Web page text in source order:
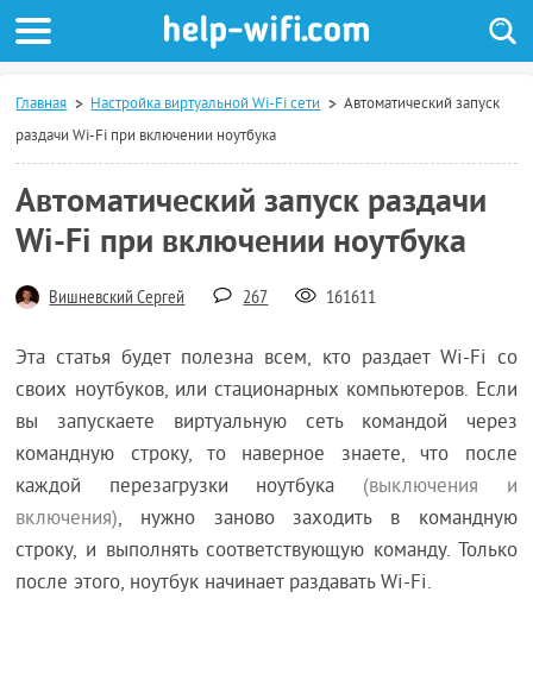
Главная Настройка виртуальной Wi-Fi сети
Автоматический запуск
раздачи Wi-Fi при включении ноутбука
Автоматический запуск раздачи
Wi-Fi при включении ноутбука
Вишневский Сергей 267 161611
Эта статья будет полезна всем, кто раздает Wi-Fi со
своих ноутбуков, или стационарных компьютеров. Если
вы запускаете виртуальную сеть командой через
командную строку, то наверное знаете, что после
каждой перезагрузки ноутбука (выключения и
включения), нужно заново заходить в командную
строку, и выполнять соответствующую команду. Только
после этого, ноутбук начинает раздавать Wi-Fi.